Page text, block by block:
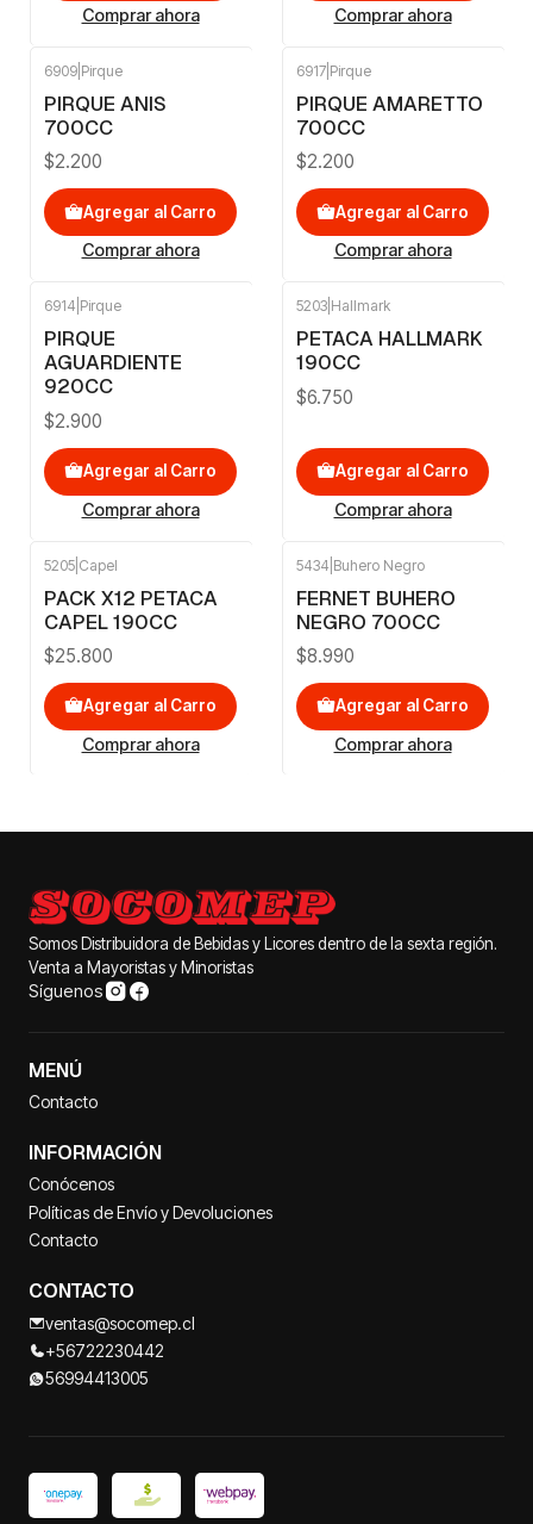
Comprar ahora Comprar ahora
6909 Pirque
PIRQUE ANIS
700CC
$2.200
Agregar al Carro
Comprar ahora
6917 Pirque
PIRQUE AMARETTO
700CC
$2.200
Agregar al Carro
Comprar ahora
6914 Pirque
PIRQUE
AGUARDIENTE
920CC
$2.900
Agregar al Carro
Comprar ahora
5203 Hallmark
PETACA HALLMARK
190CC
$6.750
Agregar al Carro
Comprar ahora
5205 Capel
PACK X12 PETACA
CAPEL 190CC
$25.800
Agregar al Carro
Comprar ahora
5434 Buhero Negro
FERNET BUHERO
NEGRO 700CC
$8.990
Agregar al Carro
Comprar ahora
Somos Distribuidora de Bebidas y Licores dentro de la sexta región.
Venta a Mayoristas y Minoristas
Síguenos
MENÚ
Contacto
INFORMACIÓN
Conócenos
Políticas de Envío y Devoluciones
Contacto
CONTACTO
ventas@socomep.cl
+56722230442
56994413005